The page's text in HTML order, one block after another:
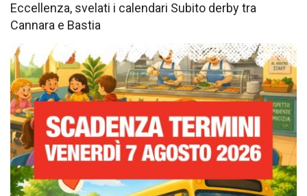
Eccellenza, svelati i calendari Subito derby tra
Cannara e Bastia